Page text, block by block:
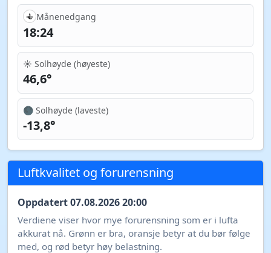
Månenedgang
18:24
☀️ Solhøyde (høyeste)
46,6°
🌑 Solhøyde (laveste)
-13,8°
Luftkvalitet og forurensning
Oppdatert 07.08.2026 20:00
Verdiene viser hvor mye forurensning som er i lufta
akkurat nå. Grønn er bra, oransje betyr at du bør følge
med, og rød betyr høy belastning.